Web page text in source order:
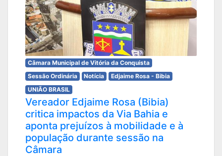
Câmara Municipal de Vitória da Conquista
Sessão Ordinária
Notícia
Edjaime Rosa - Bibia
UNIÃO BRASIL
Vereador Edjaime Rosa (Bibia)
critica impactos da Via Bahia e
aponta prejuízos à mobilidade e à
população durante sessão na
Câmara